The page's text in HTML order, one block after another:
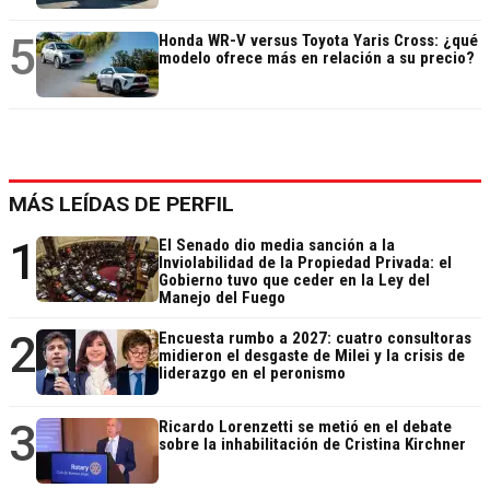
5
Honda WR-V versus Toyota Yaris Cross: ¿qué
modelo ofrece más en relación a su precio?
MÁS LEÍDAS DE PERFIL
1
El Senado dio media sanción a la
Inviolabilidad de la Propiedad Privada: el
Gobierno tuvo que ceder en la Ley del
Manejo del Fuego
2
Encuesta rumbo a 2027: cuatro consultoras
midieron el desgaste de Milei y la crisis de
liderazgo en el peronismo
3
Ricardo Lorenzetti se metió en el debate
sobre la inhabilitación de Cristina Kirchner